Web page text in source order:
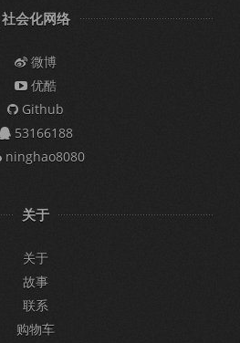
社会化网络
微博
优酷
Github
53166188
ninghao8080
关于
关于
故事
联系
购物车